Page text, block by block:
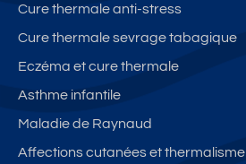
B
R
E
26
A
U
Cure thermale anti-stress
Cure thermale sevrage tabagique
Eczéma et cure thermale
Asthme infantile
Maladie de Raynaud
Affections cutanées et thermalisme